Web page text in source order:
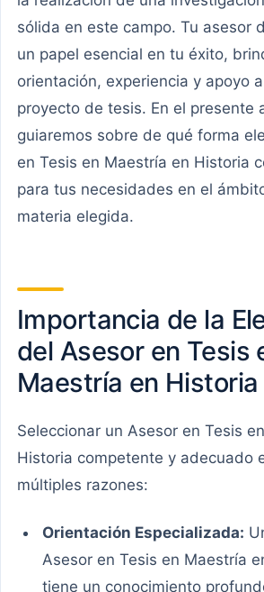
sólida en este campo. Tu asesor
un papel esencial en tu éxito,
orientación, experiencia y apoyo
proyecto de tesis. En el presente
guiaremos sobre de qué forma
en Tesis en Maestría en Historia
para tus necesidades en el
materia elegida.
Importancia de la
del Asesor en Tesis
Maestría en Historia
Seleccionar un Asesor en Tesis
Historia competente y adecuado
múltiples razones:
Orientación Especializada:
Asesor en Tesis en Maestría
tiene un conocimiento